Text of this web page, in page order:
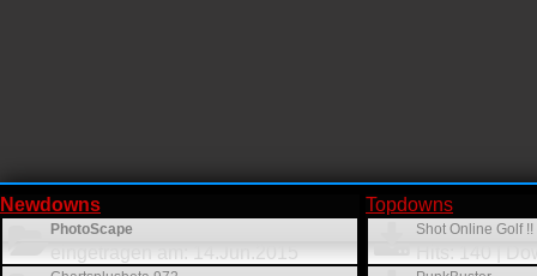
Newdowns
PhotoScape
eingetragen am: 14.Jun.2015
Topdowns
Shot Online Golf !!
Hits: 140 |